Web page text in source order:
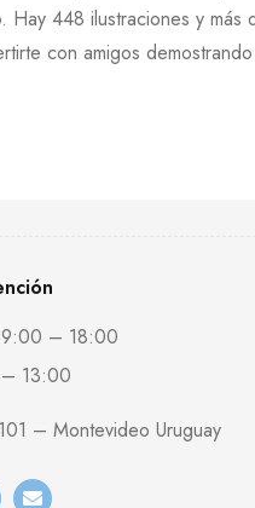
Hay 448 ilustraciones y más
con amigos
9:00 – 18:00
13:00
– Montevideo Uruguay